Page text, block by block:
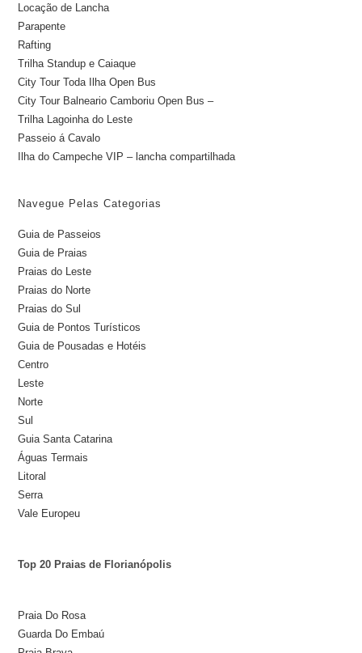
Locação de Lancha
Parapente
Rafting
Trilha Standup e Caiaque
City Tour Toda Ilha Open Bus
City Tour Balneario Camboriu Open Bus –
Trilha Lagoinha do Leste
Passeio á Cavalo
Ilha do Campeche VIP – lancha compartilhada
Navegue Pelas Categorias
Guia de Passeios
Guia de Praias
Praias do Leste
Praias do Norte
Praias do Sul
Guia de Pontos Turísticos
Guia de Pousadas e Hotéis
Centro
Leste
Norte
Sul
Guia Santa Catarina
Águas Termais
Litoral
Serra
Vale Europeu
Top 20 Praias de Florianópolis
Praia Do Rosa
Guarda Do Embaú